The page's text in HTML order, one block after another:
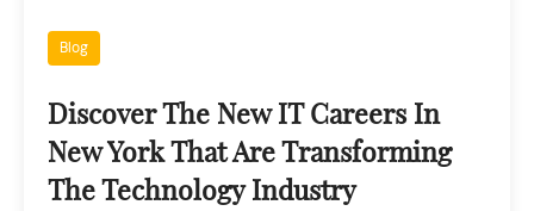
Blog
Discover The New IT Careers In
New York That Are Transforming
The Technology Industry